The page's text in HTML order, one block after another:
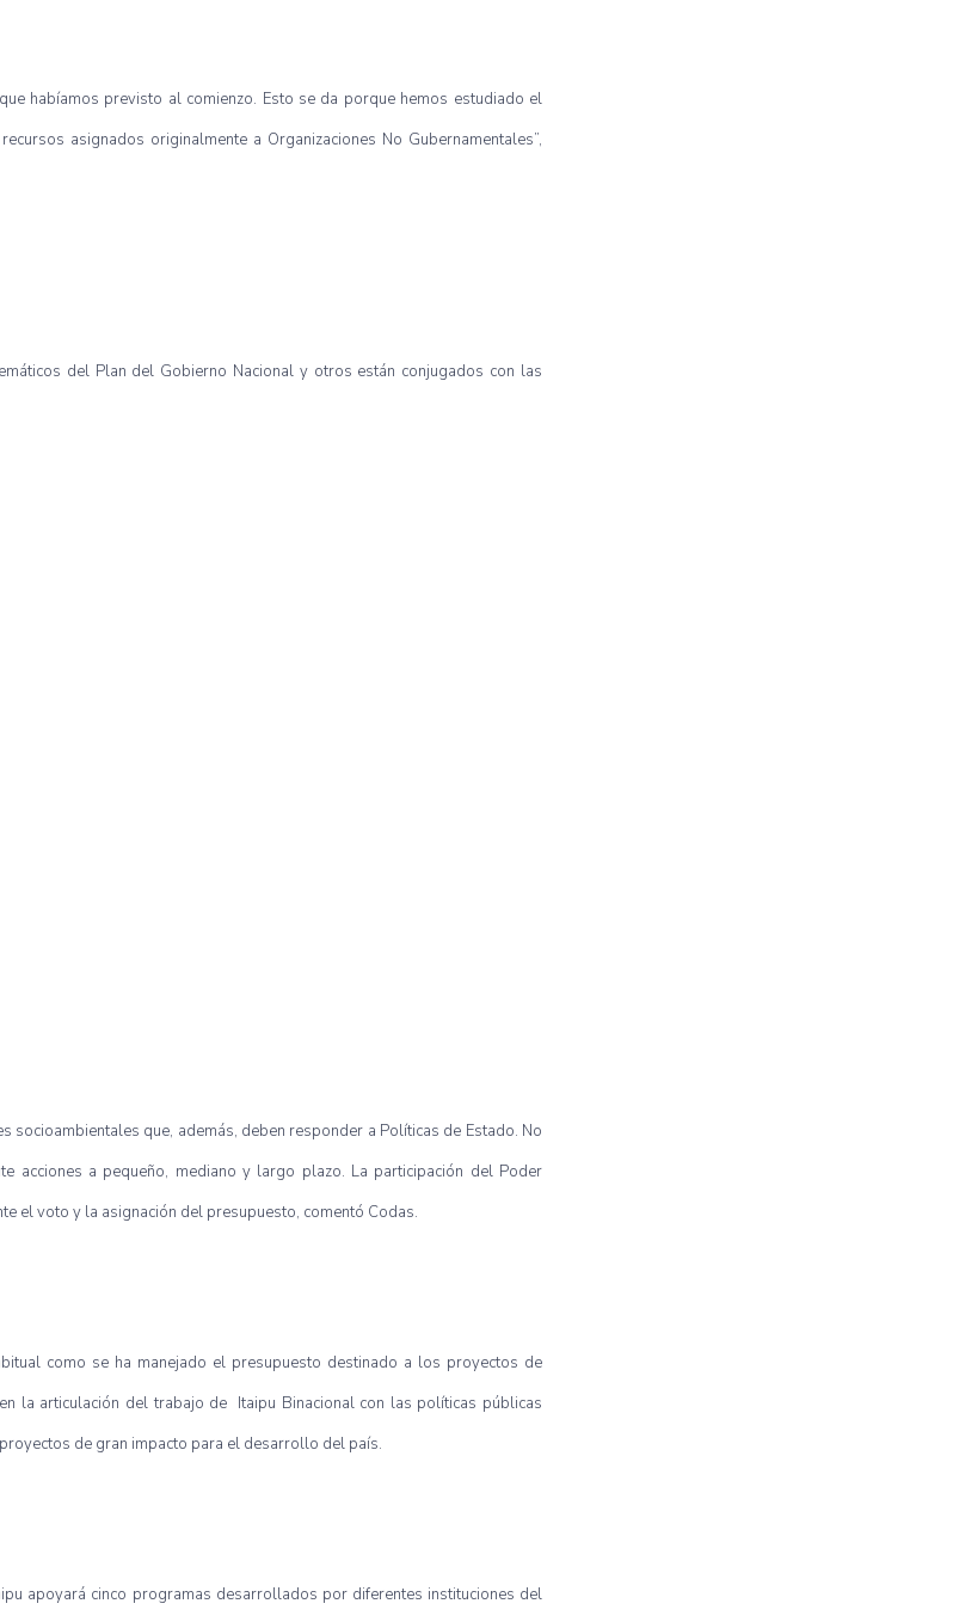
habíamos previsto al comienzo. Esto se da porque hemos estudiado el
asignados originalmente a Organizaciones No Gubernamentales”,
del Plan del Gobierno Nacional y otros están conjugados con las
que, además, deben responder a Políticas de Estado. No
acciones a pequeño, mediano y largo plazo. La participación del Poder
el voto y la asignación del presupuesto, comentó Codas.
como se ha manejado el presupuesto destinado a los proyectos de
la articulación del trabajo de Itaipu Binacional con las políticas públicas
de gran impacto para el desarrollo del país.
apoyará cinco programas desarrollados por diferentes instituciones del